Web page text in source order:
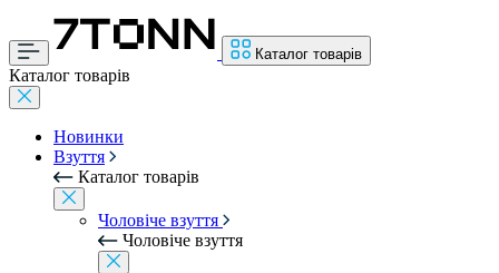
Каталог товарів
Каталог товарів
Новинки
Взуття
Каталог товарів
Чоловіче взуття
Чоловіче взуття